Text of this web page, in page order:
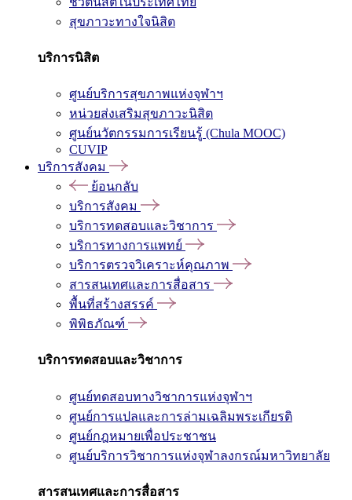
สุขภาวะทางใจนิสิต
บริการนิสิต
ศูนย์บริการสุขภาพแห่งจุฬาฯ
หน่วยส่งเสริมสุขภาวะนิสิต
ศูนย์นวัตกรรมการเรียนรู้ (Chula MOOC)
CUVIP
บริการสังคม
ย้อนกลับ
บริการสังคม
บริการทดสอบและวิชาการ
บริการทางการแพทย์
บริการตรวจวิเคราะห์คุณภาพ
สารสนเทศและการสื่อสาร
พื้นที่สร้างสรรค์
พิพิธภัณฑ์
บริการทดสอบและวิชาการ
ศูนย์ทดสอบทางวิชาการแห่งจุฬาฯ
ศูนย์การแปลและการล่ามเฉลิมพระเกียรติ
ศูนย์กฎหมายเพื่อประชาชน
ศูนย์บริการวิชาการแห่งจุฬาลงกรณ์มหาวิทยาลัย
สารสนเทศและการสื่อสาร